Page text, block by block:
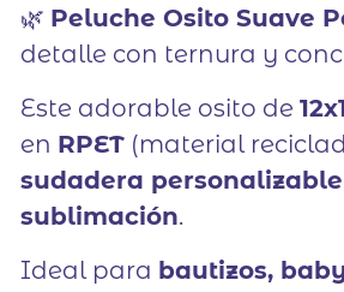
🌿 Peluche Osito Suave
detalle con ternura y
Este adorable osito de
en RPET (material
sudadera
sublimación.
Ideal para bautizos,